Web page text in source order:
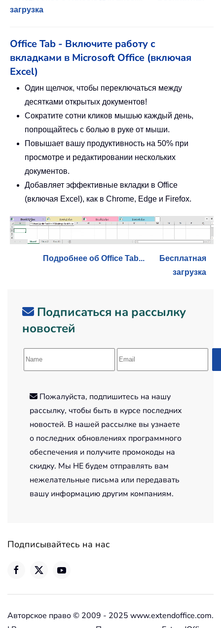
загрузка
Office Tab - Включите работу с
вкладками в Microsoft Office (включая
Excel)
Один щелчок, чтобы переключаться между
десятками открытых документов!
Сократите сотни кликов мышью каждый день,
попрощайтесь с болью в руке от мыши.
Повышает вашу продуктивность на 50% при
просмотре и редактировании нескольких
документов.
Добавляет эффективные вкладки в Office
(включая Excel), как в Chrome, Edge и Firefox.
Подробнее об Office Tab...
Бесплатная
загрузка
Подписаться на рассылку
новостей
Пожалуйста, подпишитесь на нашу
рассылку, чтобы быть в курсе последних
новостей. В нашей рассылке вы узнаете
о последних обновлениях программного
обеспечения и получите промокоды на
скидку. Мы НЕ будем отправлять вам
нежелательные письма или передавать
вашу информацию другим компаниям.
Подписывайтесь на нас
Авторское право © 2009 - 2025 www.extendoffice.com.